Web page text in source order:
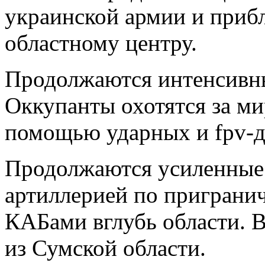
украинской армии и
областному центру.
Продолжаются
Оккупанты охотятся за
помощью ударных и fpv-
Продолжаются
артиллерией по
КАБами вглубь области.
из Сумской области.